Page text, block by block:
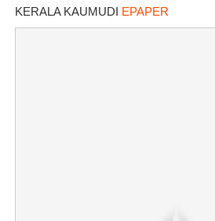
KERALA KAUMUDI EPAPER